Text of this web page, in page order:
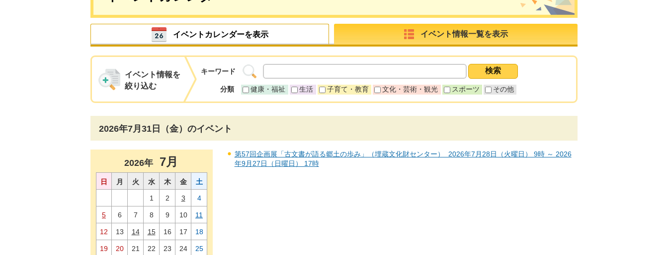
イベントカレンダーを表示 イベント情報一覧を表示
イベント情報を
絞り込む
キーワード
分類 健康・福祉 生活 子育て・教育 文化・芸術・観光 スポーツ その他
2026年7月31日（金）のイベント
2026年 7月
日 月 火 水 木 金 土
1 2 3 4
5 6 7 8 9 10 11
12 13 14 15 16 17 18
19 20 21 22 23 24 25
第57回企画展「古文書が語る郷土の歩み」（埋蔵文化財センター） 2026年7月28日（火曜日） 9時 ～ 2026
年9月27日（日曜日） 17時